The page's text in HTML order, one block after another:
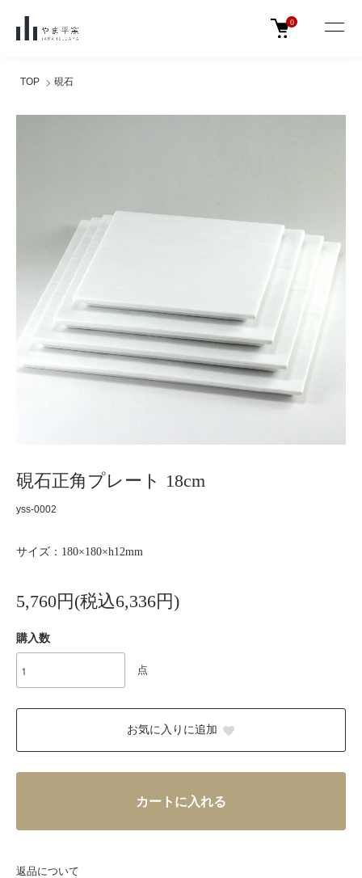
0
TOP 硯石
硯石正角プレート 18cm
yss-0002
サイズ：180×180×h12mm
5,760円(税込6,336円)
購入数
点
お気に入りに追加
カートに入れる
返品について